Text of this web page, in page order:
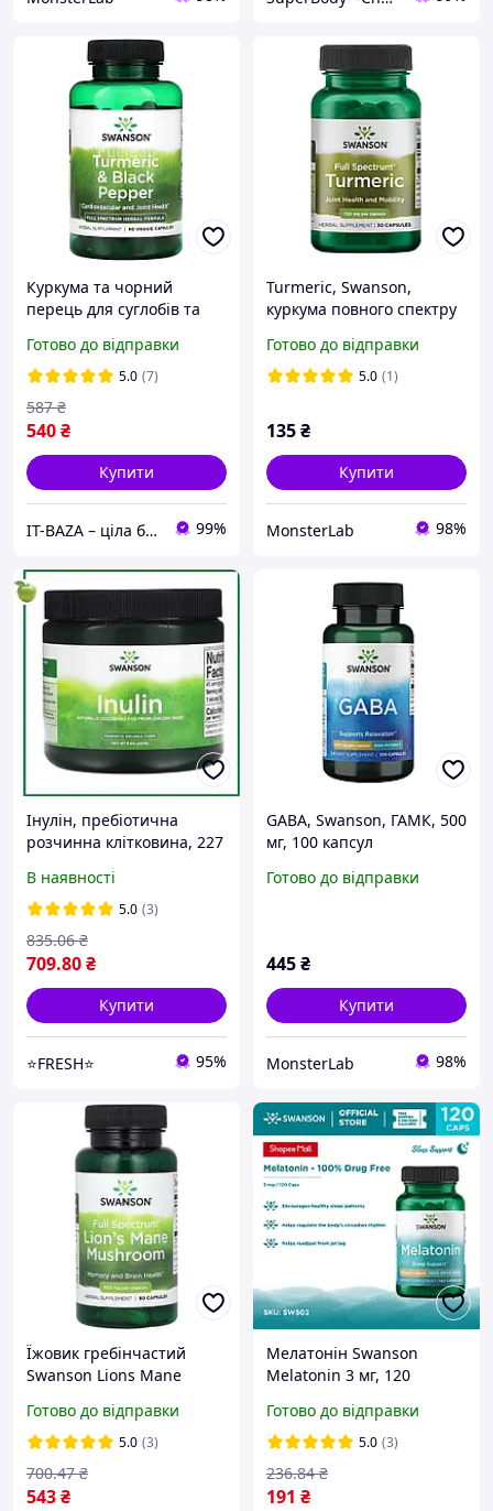
Куркума та чорний
перець для суглобів та
захисту Swanson Turmeric
Black Pepper 90 vcaps
Готово до відправки
5.0 (7)
540₴
587 ₴
Купити
IT-BAZA – ціла база потрібних речей для всієї родини 99%
Turmeric, Swanson,
куркума повного спектру
Готово до відправки
5.0 (1)
135₴
Купити
MonsterLab 98%
Інулін, пребіотична
розчинна клітковина, 227
В наявності
5.0 (3)
709.80₴
835.06 ₴
Купити
⭐FRESH⭐ 95%
GABA, Swanson, ГАМК, 500
мг, 100 капсул
Готово до відправки
445₴
Купити
MonsterLab 98%
Їжовик гребінчастий
Swanson Lions Mane
капсул
Готово до відправки
5.0 (3)
543₴
700.47 ₴
Мелатонін Swanson
Melatonin 3 мг, 120
вітаміни для сну, США
Готово до відправки
5.0 (3)
191 ₴
236.84 ₴